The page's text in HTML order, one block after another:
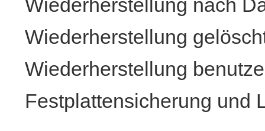
Wiederherstellung nach
Wiederherstellung
Wiederherstellung
Festplattensicherung und